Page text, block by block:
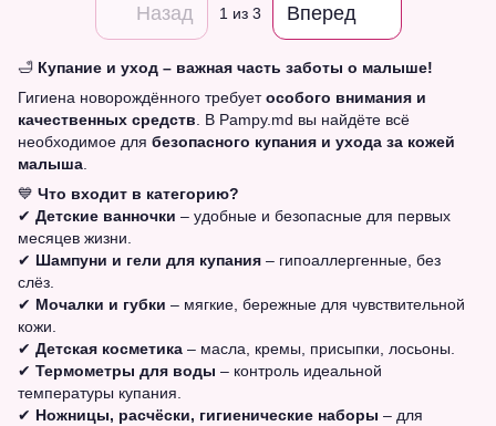
Назад 1 из 3 Вперед
🛁 Купание и уход – важная часть заботы о малыше!
Гигиена новорождённого требуетособого внимания и
качественных средств . В Pampy.md вы найдёте всё
необходимое для безопасного купания и ухода за кожей
малыша
💙 Что входит в категорию?
✔ Детские ванночки – удобные и безопасные для первых
месяцев жизни.
✔ Шампуни и гели для купания – гипоаллергенные, без
слёз.
✔ Мочалки и губки – мягкие, бережные для чувствительной
кожи.
✔ Детская косметика – масла, кремы, присыпки, лосьоны.
✔ Термометры для воды – контроль идеальной
температуры купания.
✔ Ножницы, расчёски, гигиенические наборы – для